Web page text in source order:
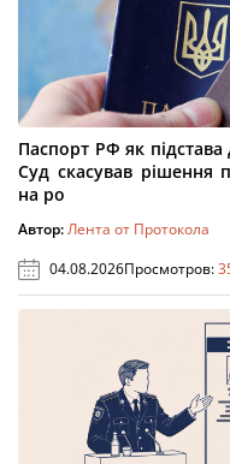
Паспорт РФ як
Суд скасував рішення
на ро
Автор:Лента от Протокола
04.08.2026Просмотров: